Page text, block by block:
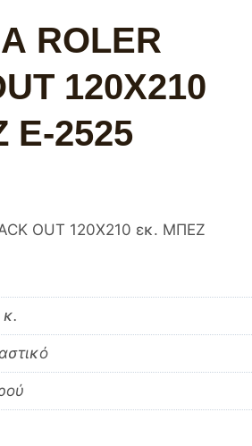
ROLER
120Χ210
2525
OUT 120Χ210 εκ. ΜΠΕΖ
κ.